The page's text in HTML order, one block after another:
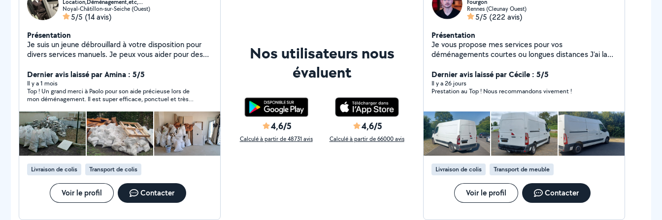
Location,Déménagement,etc,...
Noyal-Châtillon-sur-Seiche (Ouest)
5/5 (14 avis)
Présentation
Je suis un jeune débrouillard à votre disposition pour
divers services manuels. Je peux vous aider pour des
encore des tâches nécessitant du transport. Je suis
sérieux, organisé, et efficace. Si vous avez un besoin
spécifique, n'hésitez pas à me contacter !
Dernier avis laissé par Amina : 5/5
Il y a 1 mois
Top ! Un grand merci à Paolo pour son aide précieuse lors de
mon déménagement. Il est super efficace, ponctuel et très
bien passé. À une prochaine fois sans hésiter !
Livraison de colis Transport de colis
Voir le profil Contacter
Nos utilisateurs nous
évaluent
4,6/5
Calculé à partir de 48731 avis
4,6/5
Calculé à partir de 66000 avis
Fourgon
Rennes (Cleunay Ouest)
5/5 (222 avis)
Présentation
Je vous propose mes services pour vos
déménagements courtes ou longues distances J'ai la
lequel je suis habitué à réaliser ces prestations Matériel
: Petite remorque, diable, chariot et sangles
Dernier avis laissé par Cécile : 5/5
Il y a 26 jours
Prestation au Top ! Nous recommandons vivement !
Livraison de colis Transport de meuble
Voir le profil Contacter